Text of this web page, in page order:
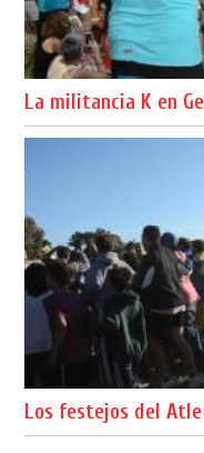
La militancia K en
Los festejos del Atle